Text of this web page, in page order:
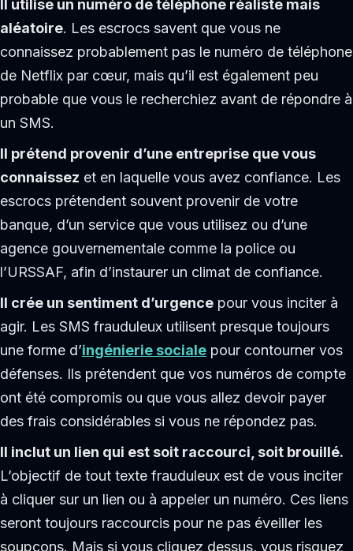
Il utilise un numéro de téléphone réaliste mais
aléatoire. Les escrocs savent que vous ne
connaissez probablement pas le numéro de téléphone
de Netflix par cœur, mais qu’il est également peu
probable que vous le recherchiez avant de répondre à
un SMS.
Il prétend provenir d’une entreprise que vous
connaissez et en laquelle vous avez confiance. Les
escrocs prétendent souvent provenir de votre
banque, d’un service que vous utilisez ou d’une
agence gouvernementale comme la police ou
l’URSSAF, afin d’instaurer un climat de confiance.
Il crée un sentiment d’urgence pour vous inciter à
agir. Les SMS frauduleux utilisent presque toujours
une forme d’ingénierie sociale pour contourner vos
défenses. Ils prétendent que vos numéros de compte
ont été compromis ou que vous allez devoir payer
des frais considérables si vous ne répondez pas.
Il inclut un lien qui est soit raccourci, soit brouillé.
L’objectif de tout texte frauduleux est de vous inciter
à cliquer sur un lien ou à appeler un numéro. Ces liens
seront toujours raccourcis pour ne pas éveiller les
soupçons. Mais si vous cliquez dessus, vous risquez